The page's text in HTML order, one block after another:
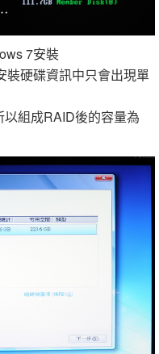
7安裝
裝硬碟資訊中只會出現單
組成RAID後的容量為